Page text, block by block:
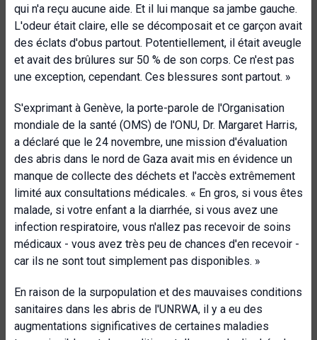
qui n'a reçu aucune aide. Et il lui manque sa jambe gauche.
L'odeur était claire, elle se décomposait et ce garçon avait
des éclats d'obus partout. Potentiellement, il était aveugle
et avait des brûlures sur 50 % de son corps. Ce n'est pas
une exception, cependant. Ces blessures sont partout. »
S'exprimant à Genève, la porte-parole de l'Organisation
mondiale de la santé (OMS) de l'ONU, Dr. Margaret Harris,
a déclaré que le 24 novembre, une mission d'évaluation
des abris dans le nord de Gaza avait mis en évidence un
manque de collecte des déchets et l'accès extrêmement
limité aux consultations médicales. « En gros, si vous êtes
malade, si votre enfant a la diarrhée, si vous avez une
infection respiratoire, vous n'allez pas recevoir de soins
médicaux - vous avez très peu de chances d'en recevoir -
car ils ne sont tout simplement pas disponibles. »
En raison de la surpopulation et des mauvaises conditions
sanitaires dans les abris de l'UNRWA, il y a eu des
augmentations significatives de certaines maladies